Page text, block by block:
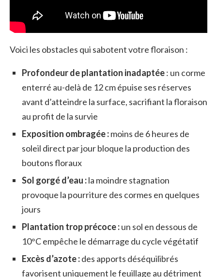
Voici les obstacles qui sabotent votre floraison :
Profondeur de plantation inadaptée: un corme
enterré au-delà de 12 cm épuise ses réserves
avant d’atteindre la surface, sacrifiant la floraison
au profit de la survie
Exposition ombragée :moins de 6 heures de
soleil direct par jour bloque la production des
boutons floraux
Sol gorgé d’eau :la moindre stagnation
provoque la pourriture des cormes en quelques
jours
Plantation trop précoce :un sol en dessous de
10°C empêche le démarrage du cycle végétatif
Excès d’azote :des apports déséquilibrés
favorisent uniquement le feuillage au détriment